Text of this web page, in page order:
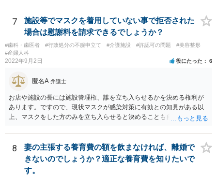
7
施設等でマスクを着用していない事で拒否された
場合は慰謝料を請求できるでしょうか？
#歯科・歯医者 #行政処分の不服申立て #介護施設 #許認可の問題
#美容整形
#産婦人科
2022年9月2日 役にたった 6
匿名A 弁護士
お店や施設の長には施設管理権、誰を立ち入らせるかを決める権利が
あります。ですので、現状マスクが感染対策に有効との知見がある以
上、マスクをした方のみを立ち入らせると決めることも自由であり、
など公益的な側面のある業種ですと、公衆浴場法など各種業法で定め
られた理由以外での利用拒否は禁止されていますし、公の施設でもマ
スクなしだけでの利用拒否は問題となりえますが、民間のお店に対し
ては慰謝料の請求は認められないと考えられます。
8
妻の主張する養育費の額を飲まなければ、離婚で
きないのでしょうか？適正な養育費を知りたいで
す。